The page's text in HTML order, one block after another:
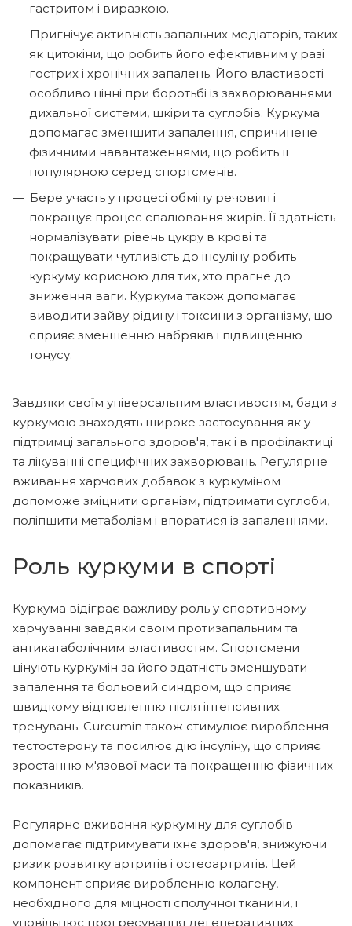
гастритом і виразкою.
Пригнічує активність запальних медіаторів, таких
як цитокіни, що робить його ефективним у разі
гострих і хронічних запалень. Його властивості
особливо цінні при боротьбі із захворюваннями
дихальної системи, шкіри та суглобів. Куркума
допомагає зменшити запалення, спричинене
фізичними навантаженнями, що робить її
популярною серед спортсменів.
Бере участь у процесі обміну речовин і
покращує процес спалювання жирів. Її здатність
нормалізувати рівень цукру в крові та
покращувати чутливість до інсуліну робить
куркуму корисною для тих, хто прагне до
зниження ваги. Куркума також допомагає
виводити зайву рідину і токсини з організму, що
сприяє зменшенню набряків і підвищенню
тонусу.
Завдяки своїм універсальним властивостям, бади з
куркумою знаходять широке застосування як у
підтримці загального здоров'я, так і в профілактиці
та лікуванні специфічних захворювань. Регулярне
вживання харчових добавок з куркуміном
допоможе зміцнити організм, підтримати суглоби,
поліпшити метаболізм і впоратися із запаленнями.
Роль куркуми в спорті
Куркума відіграє важливу роль у спортивному
харчуванні завдяки своїм протизапальним та
антикатаболічним властивостям. Спортсмени
цінують куркумін за його здатність зменшувати
запалення та больовий синдром, що сприяє
швидкому відновленню після інтенсивних
тренувань. Curcumin також стимулює вироблення
тестостерону та посилює дію інсуліну, що сприяє
зростанню м'язової маси та покращенню фізичних
показників.
Регулярне вживання куркуміну для суглобів
допомагає підтримувати їхнє здоров'я, знижуючи
ризик розвитку артритів і остеоартритів. Цей
компонент сприяє виробленню колагену,
необхідного для міцності сполучної тканини, і
уповільнює прогресування дегенеративних